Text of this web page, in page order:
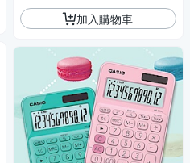
加入購物車